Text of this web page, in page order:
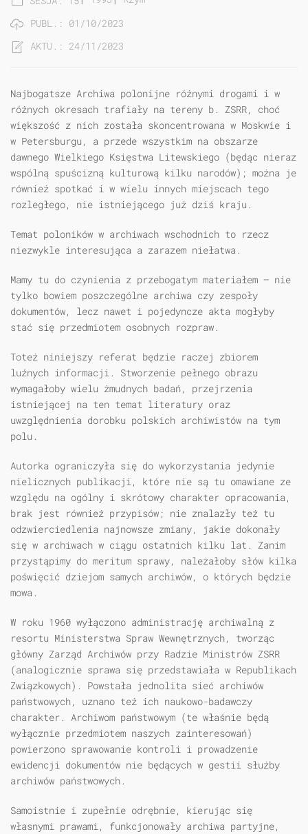
Najbogatsze Archiwa polonijne różnymi drogami i w
różnych okresach trafiały na tereny b. ZSRR, choć
większość z nich została skoncentrowana w Moskwie i
w Petersburgu, a przede wszystkim na obszarze
dawnego Wielkiego Księstwa Litewskiego (będąc nieraz
wspólną spuścizną kulturową kilku narodów); można je
również spotkać i w wielu innych miejscach tego
rozległego, nie istniejącego już dziś kraju.
Temat poloników w archiwach wschodnich to rzecz
niezwykle interesująca a zarazem niełatwa.
Mamy tu do czynienia z przebogatym materiałem — nie
tylko bowiem poszczególne archiwa czy zespoły
dokumentów, lecz nawet i pojedyncze akta mogłyby
stać się przedmiotem osobnych rozpraw.
Toteż niniejszy referat będzie raczej zbiorem
luźnych informacji. Stworzenie pełnego obrazu
wymagałoby wielu żmudnych badań, przejrzenia
istniejącej na ten temat literatury oraz
uwzględnienia dorobku polskich archiwistów na tym
polu.
Autorka ograniczyła się do wykorzystania jedynie
nielicznych publikacji, które nie są tu omawiane ze
względu na ogólny i skrótowy charakter opracowania,
brak jest również przypisów; nie znalazły też tu
odzwierciedlenia najnowsze zmiany, jakie dokonały
się w archiwach w ciągu ostatnich kilku lat. Zanim
przystąpimy do meritum sprawy, należałoby słów kilka
poświęcić dziejom samych archiwów, o których będzie
mowa.
W roku 1960 wyłączono administrację archiwalną z
resortu Ministerstwa Spraw Wewnętrznych, tworząc
główny Zarząd Archiwów przy Radzie Ministrów ZSRR
(analogicznie sprawa się przedstawiała w Republikach
Związkowych). Powstała jednolita sieć archiwów
państwowych, uznano też ich naukowo-badawczy
charakter. Archiwom państwowym (te właśnie będą
wyłącznie przedmiotem naszych zainteresowań)
powierzono sprawowanie kontroli i prowadzenie
ewidencji dokumentów nie będących w gestii służby
archiwów państwowych.
Samoistnie i zupełnie odrębnie, kierując się
własnymi prawami, funkcjonowały archiwa partyjne,
PUBL.: 01/10/2023
AKTU.: 24/11/2023